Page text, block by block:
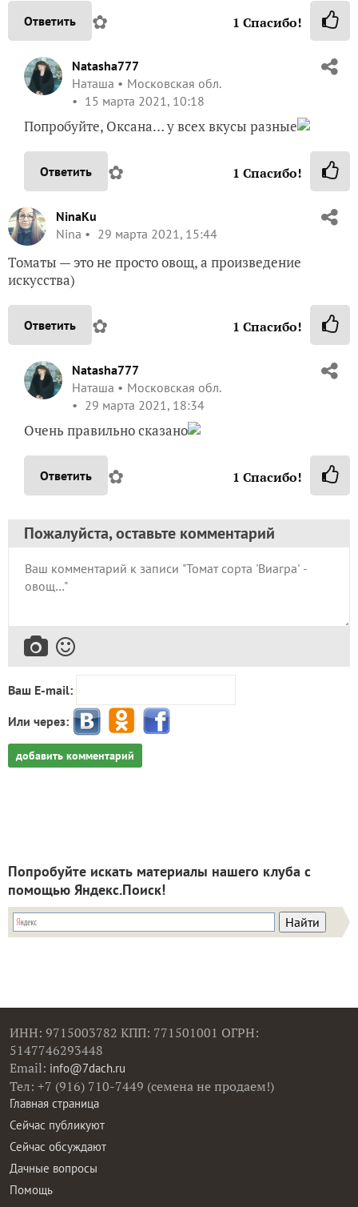
Ответить ✿ 1 Спасибо!
Natasha777
Наташа
Московская обл.
15 марта 2021, 10:18
Попробуйте, Оксана… у всех вкусы разные
Ответить ✿ 1 Спасибо!
NinaKu
Nina
29 марта 2021, 15:44
Томаты — это не просто овощ, а произведение
искусства)
Ответить ✿ 1 Спасибо!
Natasha777
Наташа
Московская обл.
29 марта 2021, 18:34
Очень правильно сказано
Ответить ✿ 1 Спасибо!
Пожалуйста, оставьте комментарий
Ваш E-mail:
Или через:
добавить комментарий
Попробуйте искать материалы нашего клуба с
помощью Яндекс.Поиск!
ИНН: 9715003782 КПП: 771501001 ОГРН:
5147746293448
Email: info@7dach.ru
Тел: +7 (916) 710-7449 (семена не продаем!)
Главная страница
Сейчас публикуют
Сейчас обсуждают
Дачные вопросы
Помощь